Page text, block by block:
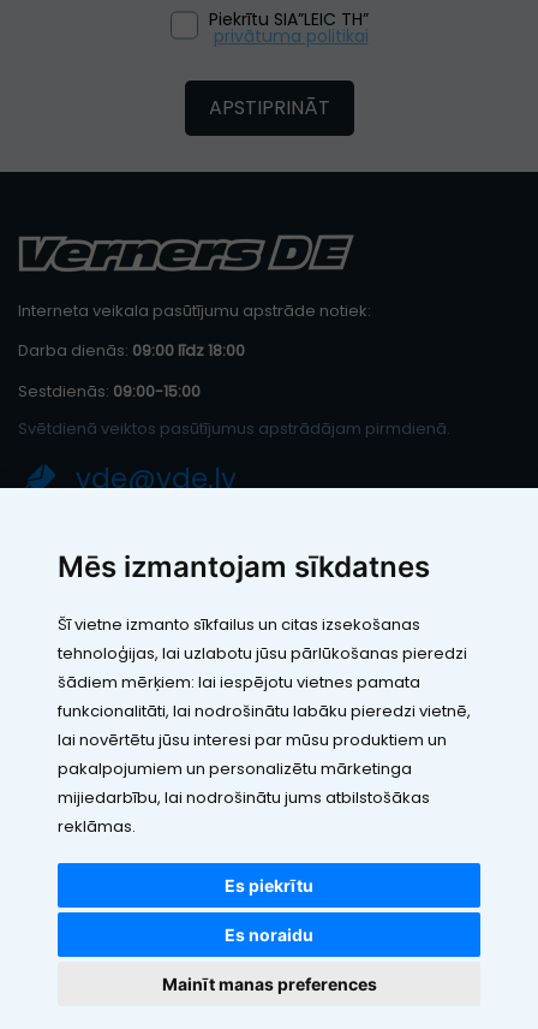
Mēs izmantojam sīkdatnes
Šī vietne izmanto sīkfailus un citas izsekošanas
tehnoloģijas, lai uzlabotu jūsu pārlūkošanas pieredzi
šādiem mērķiem: lai iespējotu vietnes pamata
funkcionalitāti, lai nodrošinātu labāku pieredzi vietnē,
lai novērtētu jūsu interesi par mūsu produktiem un
pakalpojumiem un personalizētu mārketinga
mijiedarbību, lai nodrošinātu jums atbilstošākas
reklāmas.
Es piekrītu
Es noraidu
Mainīt manas preferences
Piekrītu SIA”LEIC TH”
privātuma politikai
APSTIPRINĀT
Interneta veikala pasūtījumu apstrāde notiek:
Darba dienās: 09:00 līdz 18:00
Sestdienās: 09:00-15:00
Svētdienā veiktos pasūtījumus apstrādājam pirmdienā.
vde@vde.lv
SIA "LEIC TH"
Reģ. Nr.: 40103394280
Juridiskā adrese: Rāmuļu iela 33, Rīga, LV-1005
Banka: Paysera LT, UAB
SWIFT: EVIULT21
Konts: LT123500010005426773
Kontakti
Visas cenas norādītas EUR ar PVN 21%
©2010 - 2026 VDE.LV
Visas tiesības rezervētas